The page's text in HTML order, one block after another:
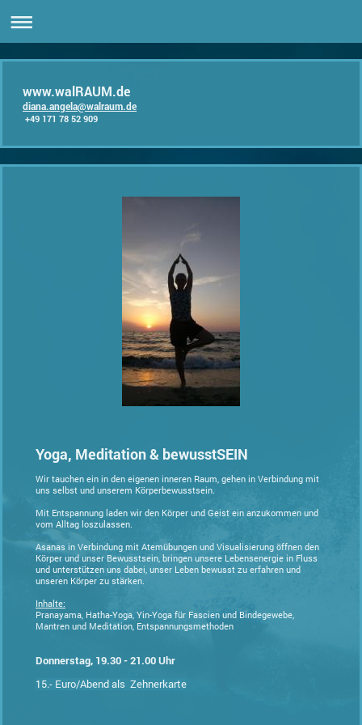
www.walRAUM.de
diana.angela@walraum.de
+49 171 78 52 909
Yoga, Meditation & bewusstSEIN
Wir tauchen ein in den eigenen inneren Raum, gehen in Verbindung mit
uns selbst und unserem Körperbewusstsein.
Mit Entspannung laden wir den Körper und Geist ein anzukommen und
vom Alltag loszulassen.
Asanas in Verbindung mit Atemübungen und Visualisierung öffnen den
Körper und unser Bewusstsein, bringen unsere Lebensenergie in Fluss
und unterstützen uns dabei, unser Leben bewusst zu erfahren und
unseren Körper zu stärken.
Inhalte:
Pranayama, Hatha-Yoga, Yin-Yoga für Fascien und Bindegewebe,
Mantren und Meditation, Entspannungsmethoden
Donnerstag, 19.30 - 21.00 Uhr
15.- Euro/Abend als Zehnerkarte